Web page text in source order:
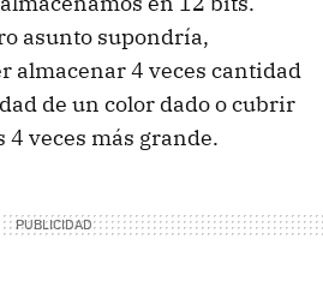
asunto supondría,
almacenar 4 veces cantidad
de un color dado o cubrir
veces más grande.